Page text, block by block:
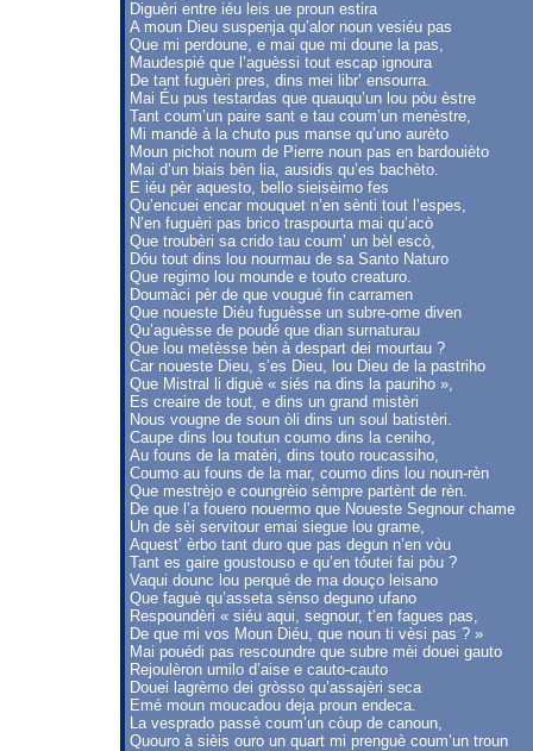
Diguèri entre iéu leis ue proun estira
A moun Dieu suspenja qu’alor noun vesiéu pas
Que mi perdoune, e mai que mi doune la pas,
Maudespié que l’aguèssi tout escap ignoura
De tant fuguèri pres, dins mei libr’ ensourra.
Mai Éu pus testardas que quauqu’un lou pòu èstre
Tant coum’un paire sant e tau coum’un menèstre,
Mi mandè à la chuto pus manse qu’uno aurèto
Moun pichot noum de Pierre noun pas en bardouièto
Mai d’un biais bèn lia, ausidis qu’es bachèto.
E iéu pèr aquesto, bello sieisèimo fes
Qu’encuei encar mouquet n’en sènti tout l’espes,
N’en fuguèri pas brico traspourta mai qu’acò
Que troubèri sa crido tau coum’ un bèl escò,
Dóu tout dins lou nourmau de sa Santo Naturo
Que regimo lou mounde e touto creaturo.
Doumàci pèr de que vougué fin carramen
Que noueste Diéu fuguèsse un subre-ome diven
Qu’aguèsse de poudé que dian surnaturau
Que lou metèsse bèn à despart dei mourtau ?
Car noueste Dieu, s’es Dieu, lou Dieu de la pastriho
Que Mistral li diguè « siés na dins la pauriho »,
Es creaire de tout, e dins un grand mistèri
Nous vougne de soun òli dins un soul batistèri.
Caupe dins lou toutun coumo dins la ceniho,
Au founs de la matèri, dins touto roucassiho,
Coumo au founs de la mar, coumo dins lou noun-rèn
Que mestrèjo e coungrèio sèmpre partènt de rèn.
De que l’a fouero nouermo que Noueste Segnour chame
Un de sèi servitour emai siegue lou grame,
Aquest’ èrbo tant duro que pas degun n’en vòu
Tant es gaire goustouso e qu’en tóutei fai pòu ?
Vaqui dounc lou perqué de ma douço leisano
Que faguè qu’asseta sènso deguno ufano
Respoundèri « siéu aqui, segnour, t’en fagues pas,
De que mi vos Moun Diéu, que noun ti vèsi pas ? »
Mai pouédi pas rescoundre que subre mèi douei gauto
Rejoulèron umilo d’aise e cauto-cauto
Douei lagrèmo dei gròsso qu’assajèri seca
Emé moun moucadou deja proun endeca.
La vesprado passè coum’un còup de canoun,
Quouro à sièis ouro un quart mi prenguè coum’un troun